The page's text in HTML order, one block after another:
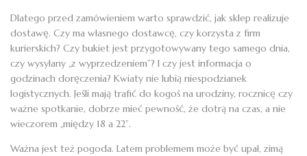
Dlatego przed zamówieniem warto sprawdzić, jak sklep realizuje
dostawę. Czy ma własnego dostawcę, czy korzysta z firm
kurierskich? Czy bukiet jest przygotowywany tego samego dnia,
czy wysyłany „z wyprzedzeniem”? I czy jest informacja o
godzinach doręczenia? Kwiaty nie lubią niespodzianek
logistycznych. Jeśli mają trafić do kogoś na urodziny, rocznicę czy
ważne spotkanie, dobrze mieć pewność, że dotrą na czas, a nie
wieczorem „między 18 a 22”.
Ważna jest też pogoda. Latem problemem może być upał, zimą